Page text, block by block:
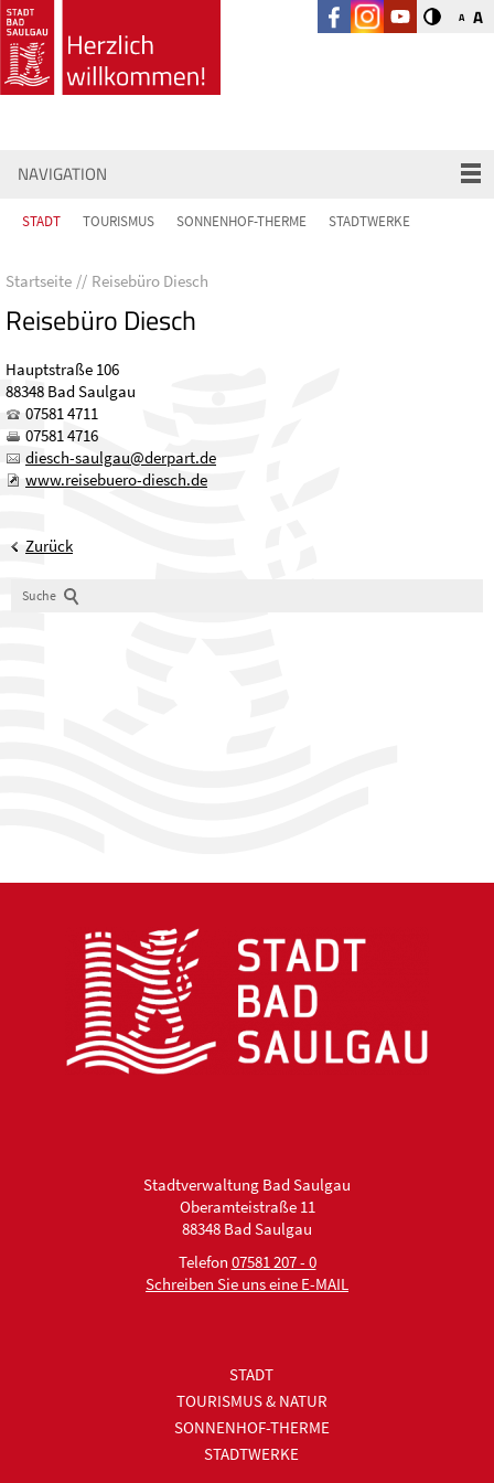
A A
NAVIGATION
STADT TOURISMUS SONNENHOF-THERME STADTWERKE
Startseite Reisebüro Diesch
Reisebüro Diesch
Hauptstraße 106
88348 Bad Saulgau
07581 4711
07581 4716
d
sch-s lg d rp rt d
www.reisebuero-diesch.de
Zurück
Suche
Stadtverwaltung Bad Saulgau
Oberamteistraße 11
88348 Bad Saulgau
Telefon 07581 207 - 0
Schreiben Sie uns eine E-MAIL
STADT
TOURISMUS & NATUR
SONNENHOF-THERME
STADTWERKE